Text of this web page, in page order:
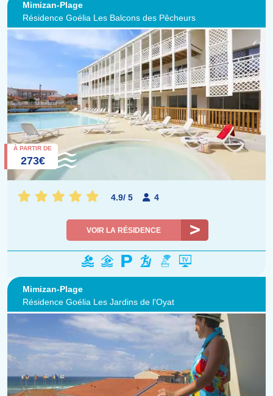
Mimizan-Plage
Résidence Goélia Les Balcons des Pêcheurs
À PARTIR DE
273€
4.9/ 5 4
VOIR LA RÉSIDENCE
Mimizan-Plage
Résidence Goélia Les Jardins de l'Oyat